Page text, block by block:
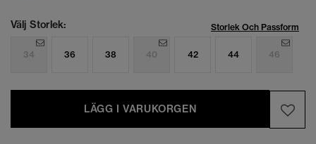
Välj Storlek: Storlek Och Passform
34 36 38 40 42 44 46
LÄGG I VARUKORGEN